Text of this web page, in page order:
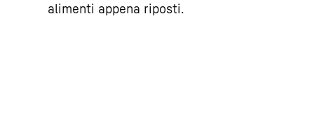
alimenti appena riposti.